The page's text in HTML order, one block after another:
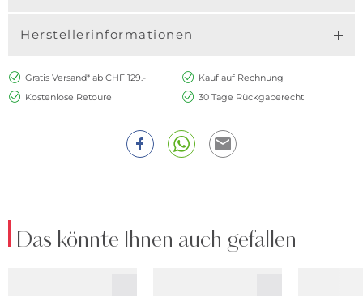
Herstellerinformationen
Gratis Versand* ab CHF 129.-
Kauf auf Rechnung
Kostenlose Retoure
30 Tage Rückgaberecht
Das könnte Ihnen auch gefallen